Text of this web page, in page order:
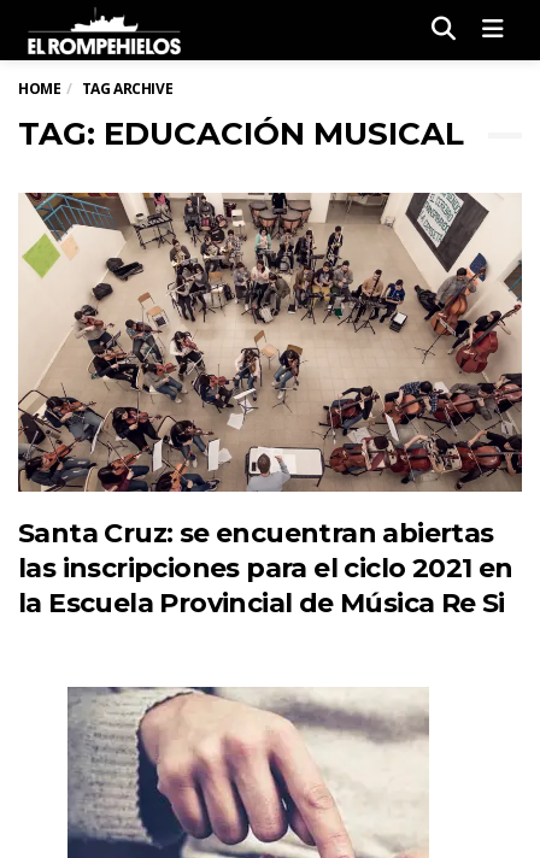
HOME TAG ARCHIVE
TAG: EDUCACIÓN MUSICAL
Santa Cruz: se encuentran abiertas
las inscripciones para el ciclo 2021 en
la Escuela Provincial de Música Re Si